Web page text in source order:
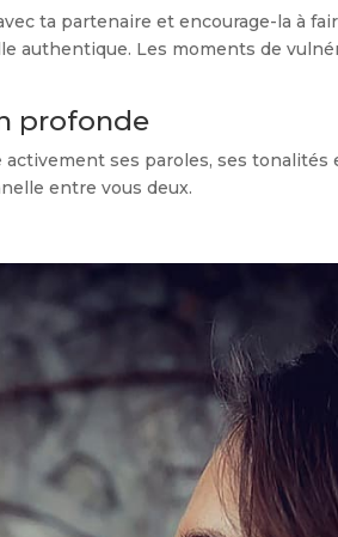
ta partenaire et encourage-la à
authentique. Les moments de
profonde
ses paroles, ses
entre vous deux.